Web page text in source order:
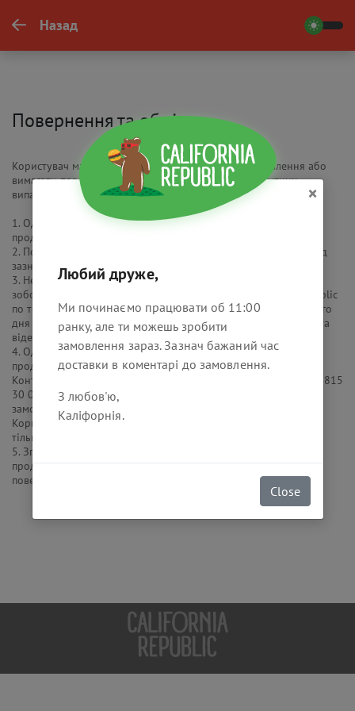
×
Любий друже,
Ми починаємо працювати об 11:00
ранку, але ти можешь зробити
замовлення зараз. Зазнач бажаний час
доставки в коментарі до замовлення.
З любов'ю,
Каліфорнія.
Close
Назад
Повернення та обмін
Користувач має право відмовитися від оплати замовлення або
вимагати повернути сплачені грошові кошти в наступних
випадках:
1. Односторонньої відмови California Republic від реалізації
продукції;
2. Порушення терміну доставки більш ніж на 2 (дві) години від
зазначеного в замовленні часу доставки;
3. Невідповідності якості продукції, про що Користувач
зобов'язаний повідомити в Контактний Центр California Republic
по телефону +380 (97) 815 30 00 протягом 1 (одного) робочого
дня з дня доставки / отримання замовлення, та надати фото та
відео докази невідповідності;
4. Односторонньої відмови Користувача від отримання
продукції, про що Користувач зобов'язаний повідомити в
Контактний Центр California Republic за телефоном +380 (97) 815
30 00 не пізніше ніж через 15 хвилин після оформлення
замовлення. Повернення грошових коштів, сплачених
Користувачем через Сайт банківською картою, здійснюється
тільки на ту карту, з якої була проведена оплата.
5. Згідно з Постановою КМУ від 19 березня 1994 № 172,
продукти харчування та напої належної якості не підлягають
поверненню